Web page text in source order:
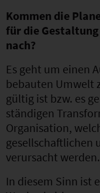
Kommen die
für die
nach?
Es geht um einen
bebauten Umwelt
gültig ist bzw. es
ständigen
Organisation,
gesellschaftlichen
verursacht werden.
In diesem Sinn ist